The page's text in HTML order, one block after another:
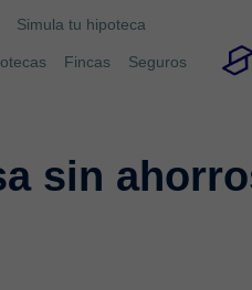
Simula tu hipoteca
Fincas Seguros
sin